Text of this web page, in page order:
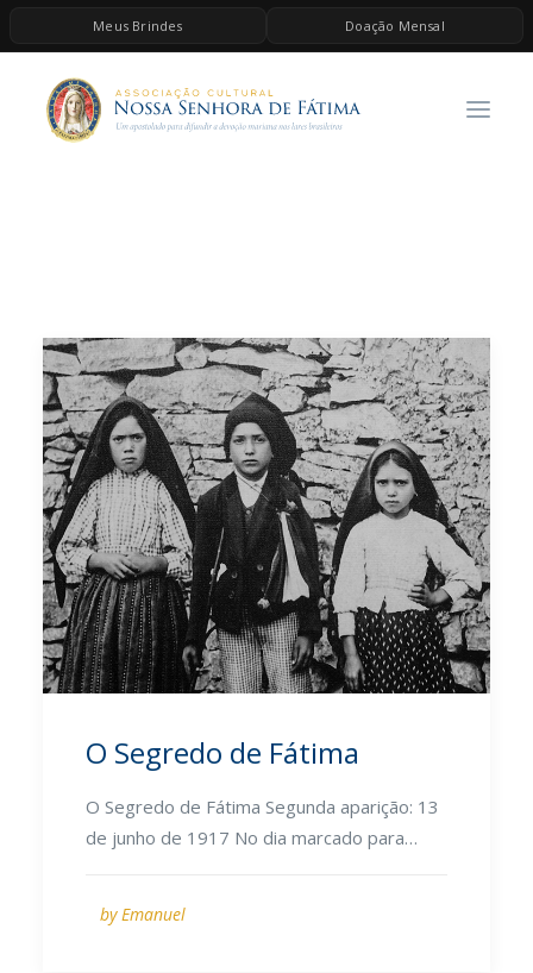
Meus Brindes Doação Mensal
HOME
A ASSOCIAÇÃO
QUERO DOAR
O Segredo de Fátima
O Segredo de Fátima Segunda aparição: 13
de junho de 1917 No dia marcado para…
by Emanuel